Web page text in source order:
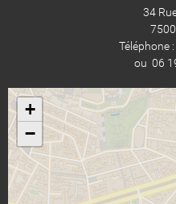
34
Téléphone
ou 06
+
−